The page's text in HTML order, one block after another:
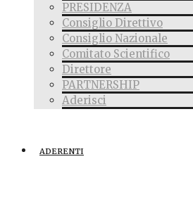
PRESIDENZA
Consiglio Direttivo
Consiglio Nazionale
Comitato Scientifico
Direttore
PARTNERSHIP
Aderisci
ADERENTI